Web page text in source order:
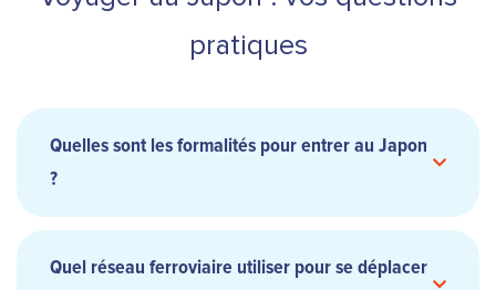
pratiques
Quelles sont les formalités pour entrer au Japon
?
Quel réseau ferroviaire utiliser pour se déplacer